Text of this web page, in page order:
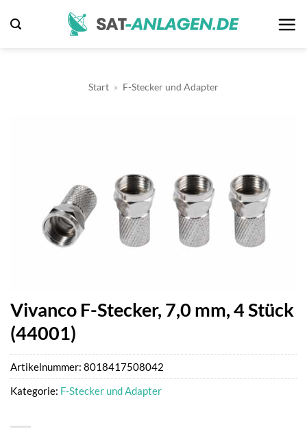
Inhalt
Start » F-Stecker und Adapter
Vivanco F-Stecker, 7,0 mm, 4 Stück
(44001)
Artikelnummer: 8018417508042
Kategorie: F-Stecker und Adapter